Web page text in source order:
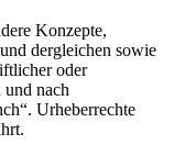
Konzepte,
dergleichen sowie
oder
nach
Urheberrechte